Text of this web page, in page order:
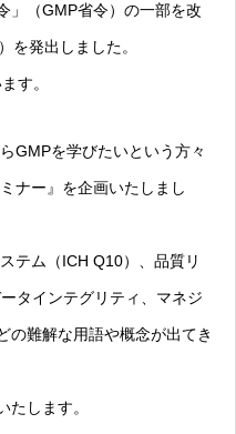
」（GMP省令）の一部を改
を発出しました。
す。
GMPを学びたいという方々
ナー』を企画いたしまし
テム（ICH Q10）、品質リ
タインテグリティ、マネジ
の難解な用語や概念が出てき
たします。